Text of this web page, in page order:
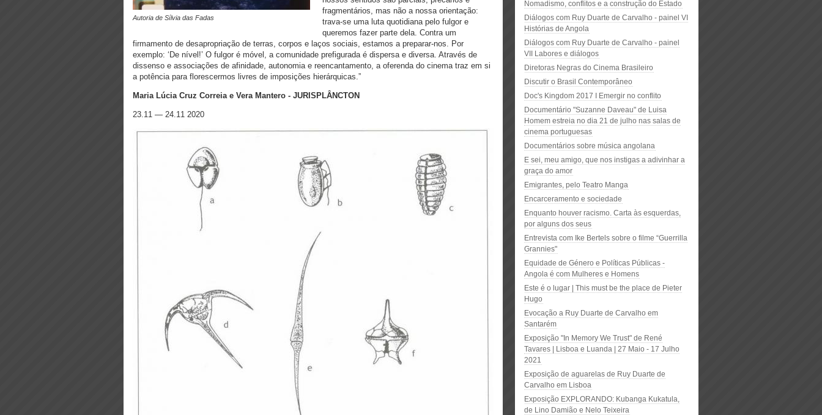
Autoria de Sílvia das Fadas
fragmentários, mas não a nossa orientação:
trava-se uma luta quotidiana pelo fulgor e
queremos fazer parte dela. Contra um
firmamento de desapropriação de terras, corpos e laços sociais, estamos a preparar-nos. Por
exemplo: ‘De nível!’ O fulgor é móvel, a comunidade prefigurada é dispersa e diversa. Através de
dissenso e associações de afinidade, autonomia e reencantamento, a oferenda do cinema traz em si
a potência para florescermos livres de imposições hierárquicas.”
Maria Lúcia Cruz Correia e Vera Mantero - JURISPLÂNCTON
23.11 — 24.11 2020
Nomadismo, conflitos e a construção do Estado
Diálogos com Ruy Duarte de Carvalho - painel VI
Histórias de Angola
Diálogos com Ruy Duarte de Carvalho - painel
VII Labores e diálogos
Diretoras Negras do Cinema Brasileiro
Discutir o Brasil Contemporâneo
Doc's Kingdom 2017 I Emergir no conflito
Documentário "Suzanne Daveau" de Luisa
Homem estreia no dia 21 de julho nas salas de
cinema portuguesas
Documentários sobre música angolana
E sei, meu amigo, que nos instigas a adivinhar a
graça do amor
Emigrantes, pelo Teatro Manga
Encarceramento e sociedade
Enquanto houver racismo. Carta às esquerdas,
por alguns dos seus
Entrevista com Ike Bertels sobre o filme “Guerrilla
Grannies"
Equidade de Género e Políticas Públicas -
Angola é com Mulheres e Homens
Este é o lugar | This must be the place de Pieter
Hugo
Evocação a Ruy Duarte de Carvalho em
Santarém
Exposição "In Memory We Trust" de René
Tavares | Lisboa e Luanda | 27 Maio - 17 Julho
2021
Exposição de aguarelas de Ruy Duarte de
Carvalho em Lisboa
Exposição EXPLORANDO: Kubanga Kukatula,
de Lino Damião e Nelo Teixeira